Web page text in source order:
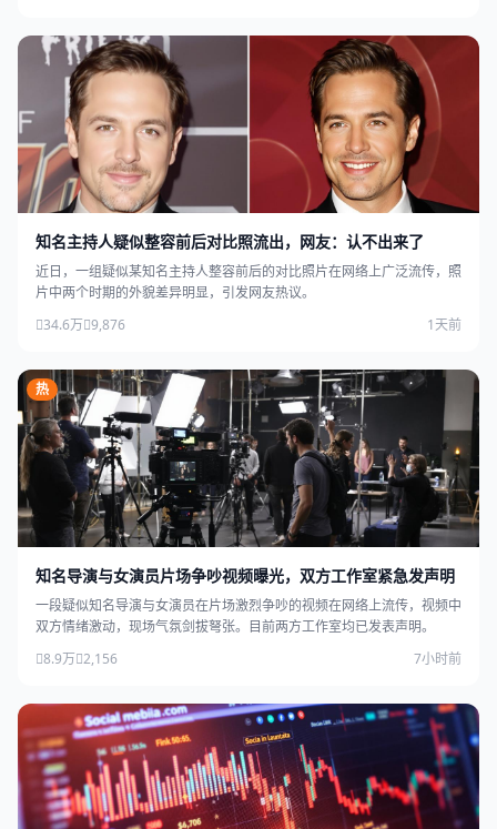
知名主持人疑似整容前后对比照流出，网友：认不出来了
近日，一组疑似某知名主持人整容前后的对比照片在网络上广泛流传，照
片中两个时期的外貌差异明显，引发网友热议。
34.6万 9,876 1天前
热
知名导演与女演员片场争吵视频曝光，双方工作室紧急发声明
一段疑似知名导演与女演员在片场激烈争吵的视频在网络上流传，视频中
双方情绪激动，现场气氛剑拔弩张。目前两方工作室均已发表声明。
8.9万 2,156 7小时前